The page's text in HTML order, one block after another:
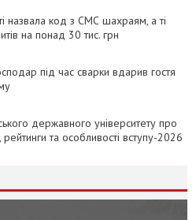
назвала код з СМС шахраям, а ті
на понад 30 тис. грн
під час сварки вдарив гостя
державного університету про
та особливості вступу-2026